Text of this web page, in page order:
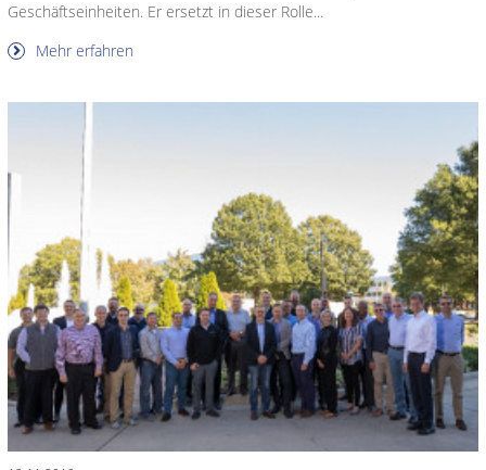
Geschäftseinheiten. Er ersetzt in dieser Rolle...
Mehr erfahren